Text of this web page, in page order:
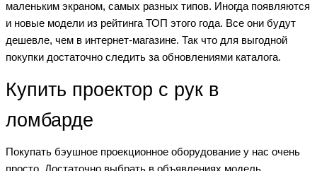
маленьким экраном, самых разных типов. Иногда появляются
и новые модели из рейтинга ТОП этого года. Все они будут
дешевле, чем в интернет-магазине. Так что для выгодной
покупки достаточно следить за обновлениями каталога.
Купить проектор с рук в
ломбарде
Покупать бэушное проекционное оборудование у нас очень